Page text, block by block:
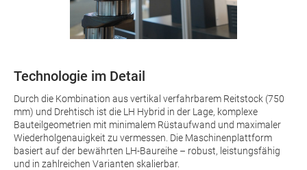
Technologie im Detail
Durch die Kombination aus vertikal verfahrbarem Reitstock (750
mm) und Drehtisch ist die LH Hybrid in der Lage, komplexe
Bauteilgeometrien mit minimalem Rüstaufwand und maximaler
Wiederholgenauigkeit zu vermessen. Die Maschinenplattform
basiert auf der bewährten LH-Baureihe – robust, leistungsfähig
und in zahlreichen Varianten skalierbar.